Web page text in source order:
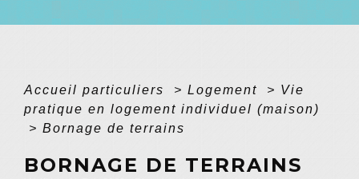
Accueil particuliers > Logement > Vie
pratique en logement individuel (maison)
> Bornage de terrains
BORNAGE DE TERRAINS